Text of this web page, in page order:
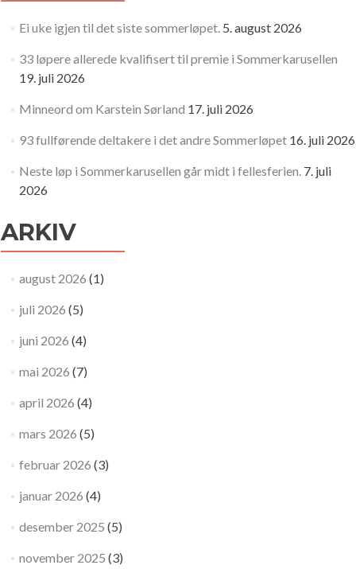
Ei uke igjen til det siste sommerløpet. 5. august 2026
33 løpere allerede kvalifisert til premie i Sommerkarusellen
19. juli 2026
Minneord om Karstein Sørland 17. juli 2026
93 fullførende deltakere i det andre Sommerløpet 16. juli 2026
Neste løp i Sommerkarusellen går midt i fellesferien. 7. juli
2026
ARKIV
august 2026 (1)
juli 2026 (5)
juni 2026 (4)
mai 2026 (7)
april 2026 (4)
mars 2026 (5)
februar 2026 (3)
januar 2026 (4)
desember 2025 (5)
november 2025 (3)